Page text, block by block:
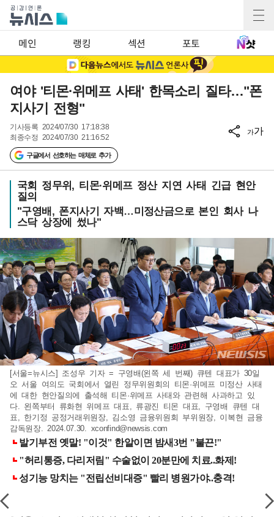
메인 랭킹 섹션 포토
여야 '티몬·위메프 사태' 한목소리 질타…"폰
지사기 전형"
기사등록 2024/07/30 17:18:38
최종수정 2024/07/30 21:16:52
구글에서 선호하는 매체로 추가
가가
국회 정무위, 티몬·위메프 정산 지연 사태 긴급 현안
질의
"구영배, 폰지사기 자백…미정산금으로 본인 회사 나
스닥 상장에 썼나"
[서울=뉴시스] 조성우 기자 = 구영배(왼쪽 세 번째) 큐텐 대표가 30일
오 서울 여의도 국회에서 열린 정무위원회의 티몬·위메프 미정산 사태
에 대한 현안질의에 출석해 티몬·위메프 사태와 관련해 사과하고 있
다. 왼쪽부터 류화현 위메프 대표, 류광진 티몬 대표, 구영배 큐텐 대
표, 한기정 공정거래위원장, 김소영 금융위원회 부위원장, 이복현 금융
감독원장. 2024.07.30. xconfind@newsis.com